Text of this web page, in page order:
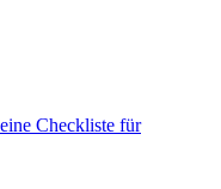
Checkliste für